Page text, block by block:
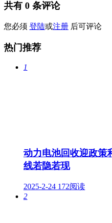
共有 0 条评论
您必须 登陆或注册 后可评论
热门推荐
1
动力电池回收迎政策
线若隐若现
2025-2-24 172阅读
2